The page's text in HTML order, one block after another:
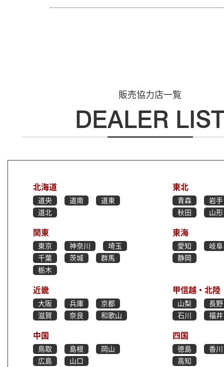
販売協力店一覧
DEALER
北海道
道央 道南
道東
道北
東北
青森
岩手
秋田
山形
関東
東京 神奈川
埼玉
千葉
茨城
群馬
栃木
東海
愛知
岐阜
静岡
近畿
大阪 兵庫
京都
滋賀
奈良 和歌山
甲信越・北陸
山梨
長野
石川
福井
中国
鳥取 島根
岡山
広島
山口
四国
徳島
香川
高知